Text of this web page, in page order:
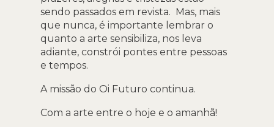
sendo passados em revista. Mas, mais
que nunca, é importante lembrar o
quanto a arte sensibiliza, nos leva
adiante, constrói pontes entre pessoas
e tempos.
A missão do Oi Futuro continua.
Com a arte entre o hoje e o amanhã!